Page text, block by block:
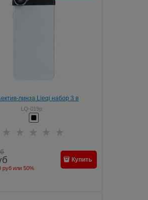
линза Lieqi набор 3 в
1:Fisheye, Макро ( macro )
линза для iPhone
LQ-019p
рубили 50%
Купить